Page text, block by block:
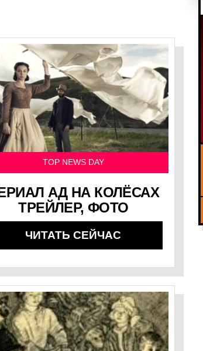
TOP NEWS DAY
АД НА КОЛЁСАХ
ТРЕЙЛЕР, ФОТО
ЧИТАТЬ СЕЙЧАС